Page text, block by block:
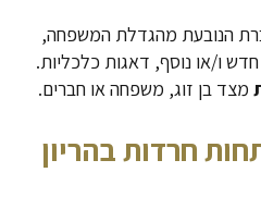
הנובעת מהגדלת המשפחה,
ו/או נוסף, דאגות כלכליות.
מצד בן זוג, משפחה או חברים.
חרדות בהריון